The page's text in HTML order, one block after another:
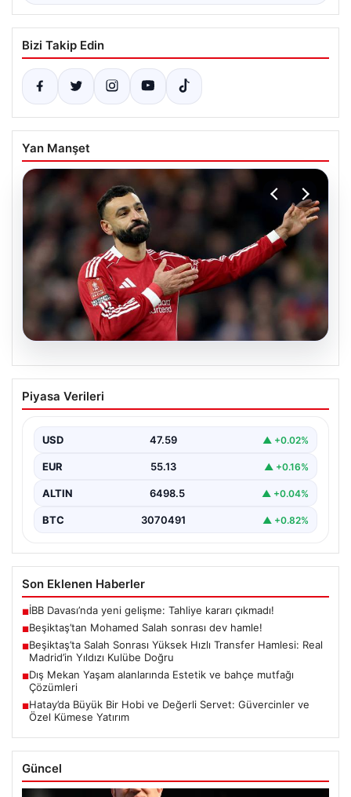
Bizi Takip Edin
Yan Manşet
05.08.2026
Beşiktaş’tan Mohamed Salah sonrası
dev hamle!
Piyasa Verileri
USD 47.59 ▲ +0.02%
EUR 55.13 ▲ +0.16%
ALTIN 6498.5 ▲ +0.04%
BTC 3070491 ▲ +0.82%
Son Eklenen Haberler
■İBB Davası’nda yeni gelişme: Tahliye kararı çıkmadı!
■Beşiktaş’tan Mohamed Salah sonrası dev hamle!
■Beşiktaş’ta Salah Sonrası Yüksek Hızlı Transfer Hamlesi: Real
Madrid’in Yıldızı Kulübe Doğru
■Dış Mekan Yaşam alanlarında Estetik ve bahçe mutfağı
Çözümleri
■Hatay’da Büyük Bir Hobi ve Değerli Servet: Güvercinler ve
Özel Kümese Yatırım
Güncel